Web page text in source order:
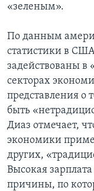
«зеленым».
По данным
статистики в
задействованы
секторах
представления о
быть
Диаз отмечает,
экономики
других,
Высокая
причины, по